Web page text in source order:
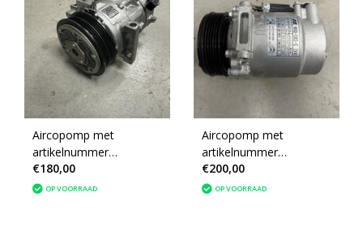
Aircopomp met
artikelnummer
9834779880 Peugeot
2008 II
€180,00
OP VOORRAAD
Aircopomp met
artikelnummer
9827596080
9827596380 Peugeot
€200,00
OP VOORRAAD